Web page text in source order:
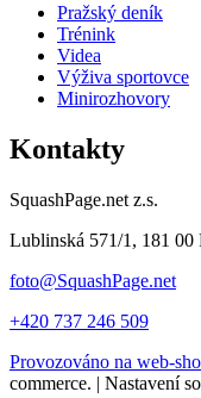
Pražský deník
Trénink
Videa
Výživa sportovce
Minirozhovory
Kontakty
SquashPage.net z.s.
Lublinská 571/1, 181 00
foto@SquashPage.net
+420 737 246 509
Provozováno na web-
commerce. | Nastavení